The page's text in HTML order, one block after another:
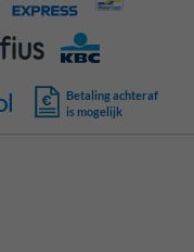
Betaling achteraf
is mogelijk